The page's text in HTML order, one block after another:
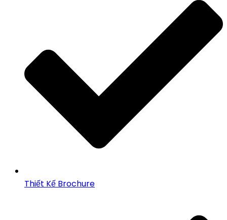
Thiết Kế Brochure